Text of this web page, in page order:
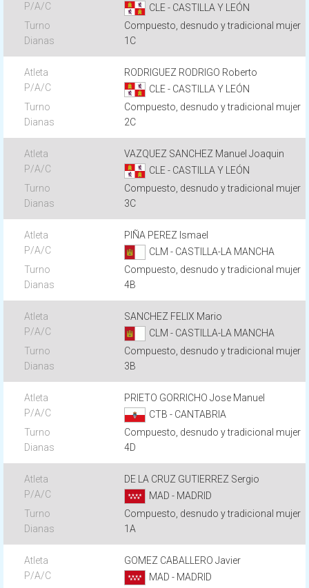
CLE - CASTILLA Y LEÓN
Compuesto, desnudo y tradicional mujer
1C
RODRIGUEZ RODRIGO Roberto
CLE - CASTILLA Y LEÓN
Compuesto, desnudo y tradicional mujer
2C
VAZQUEZ SANCHEZ Manuel Joaquin
CLE - CASTILLA Y LEÓN
Compuesto, desnudo y tradicional mujer
3C
PIÑA PEREZ Ismael
CLM - CASTILLA-LA MANCHA
Compuesto, desnudo y tradicional mujer
4B
SANCHEZ FELIX Mario
CLM - CASTILLA-LA MANCHA
Compuesto, desnudo y tradicional mujer
3B
PRIETO GORRICHO Jose Manuel
CTB - CANTABRIA
Compuesto, desnudo y tradicional mujer
4D
DE LA CRUZ GUTIERREZ Sergio
MAD - MADRID
Compuesto, desnudo y tradicional mujer
1A
GOMEZ CABALLERO Javier
MAD - MADRID